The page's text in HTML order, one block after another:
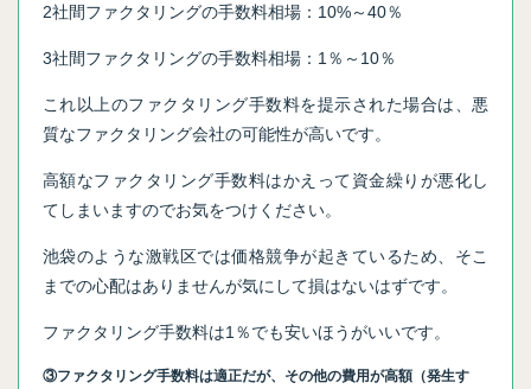
2社間ファクタリングの手数料相場：10%～40％
3社間ファクタリングの手数料相場：1％～10％
これ以上のファクタリング手数料を提示された場合は、悪
質なファクタリング会社の可能性が高いです。
高額なファクタリング手数料はかえって資金繰りが悪化し
てしまいますのでお気をつけください。
池袋のような激戦区では価格競争が起きているため、そこ
までの心配はありませんが気にして損はないはずです。
ファクタリング手数料は1％でも安いほうがいいです。
③ファクタリング手数料は適正だが、その他の費用が高額（発生す